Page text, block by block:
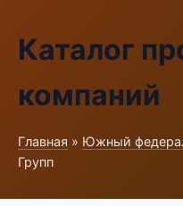
Каталог
компаний
Главная » Южный
Групп